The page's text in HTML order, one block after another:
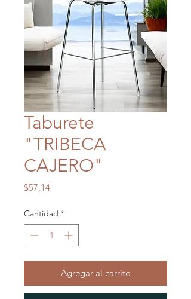
Taburete
"TRIBECA
CAJERO"
$57,14Precio
Cantidad *
Agregar al carrito